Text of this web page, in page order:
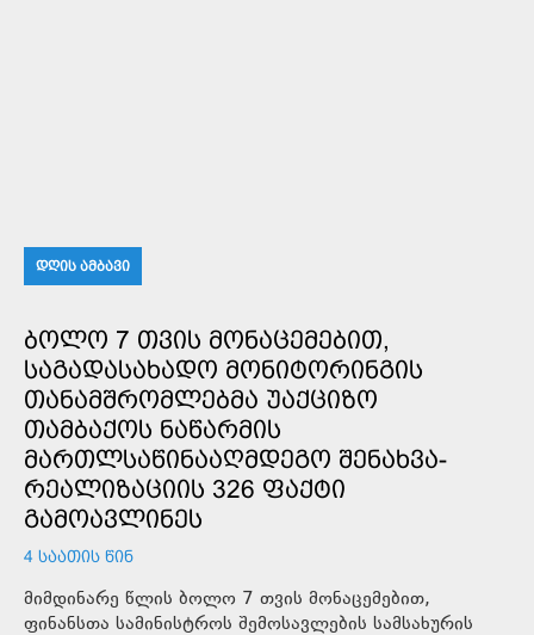
ᲓᲦᲘᲡ ᲐᲛᲑᲐᲕᲘ
ᲑᲝᲚᲝ 7 ᲗᲕᲘᲡ ᲛᲝᲜᲐᲪᲔᲛᲔᲑᲘᲗ,
ᲡᲐᲒᲐᲓᲐᲡᲐᲮᲐᲓᲝ ᲛᲝᲜᲘᲢᲝᲠᲘᲜᲒᲘᲡ
ᲗᲐᲜᲐᲛᲨᲠᲝᲛᲚᲔᲑᲛᲐ ᲣᲐᲥᲪᲘᲖᲝ
ᲗᲐᲛᲑᲐᲥᲝᲡ ᲜᲐᲬᲐᲠᲛᲘᲡ
ᲛᲐᲠᲗᲚᲡᲐᲬᲘᲜᲐᲐᲦᲛᲓᲔᲒᲝ ᲨᲔᲜᲐᲮᲕᲐ-
ᲠᲔᲐᲚᲘᲖᲐᲪᲘᲘᲡ 326 ᲤᲐᲥᲢᲘ
ᲒᲐᲛᲝᲐᲕᲚᲘᲜᲔᲡ
4 ᲡᲐᲐᲗᲘᲡ ᲬᲘᲜ
მიმდინარე წლის ბოლო 7 თვის მონაცემებით,
ფინანსთა სამინისტროს შემოსავლების სამსახურის